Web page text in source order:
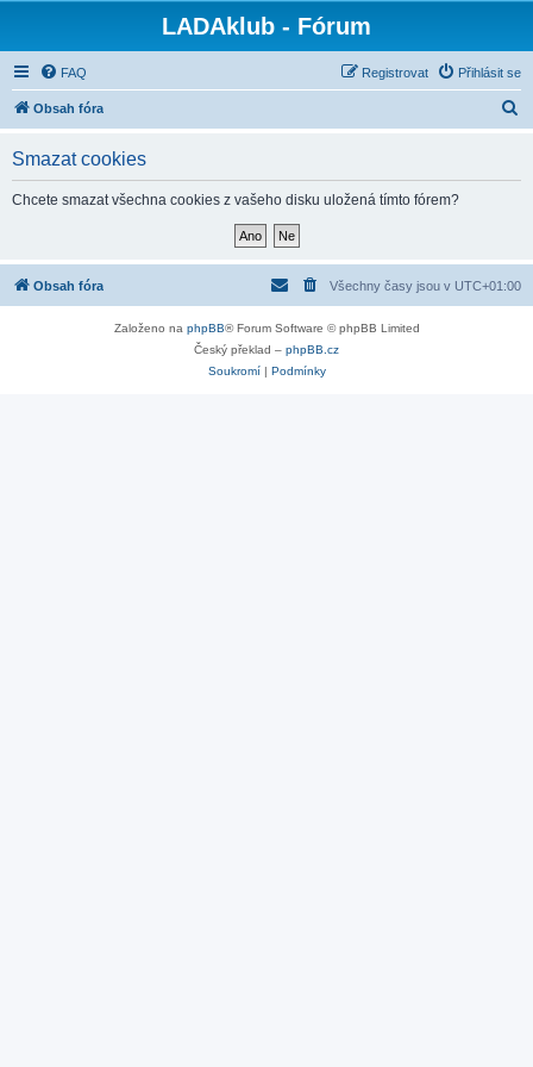
LADAklub - Fórum
FAQ Přihlásit se
Registrovat
Obsah fóra
Smazat cookies
Chcete smazat všechna cookies z vašeho disku uložená tímto fórem?
Obsah fóra Všechny časy jsou v UTC+01:00
Založeno na phpBB® Forum Software © phpBB Limited
Český překlad – phpBB.cz
Soukromí| Podmínky